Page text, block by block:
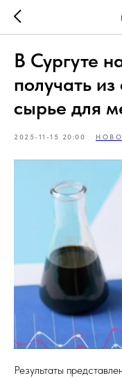
В Сургуте
получать
сырье для
2025-11-15 20:00
Результаты